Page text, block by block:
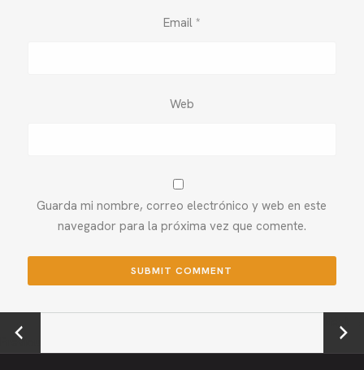
Email *
Web
Guarda mi nombre, correo electrónico y web en este
navegador para la próxima vez que comente.
←
Previou
Next →